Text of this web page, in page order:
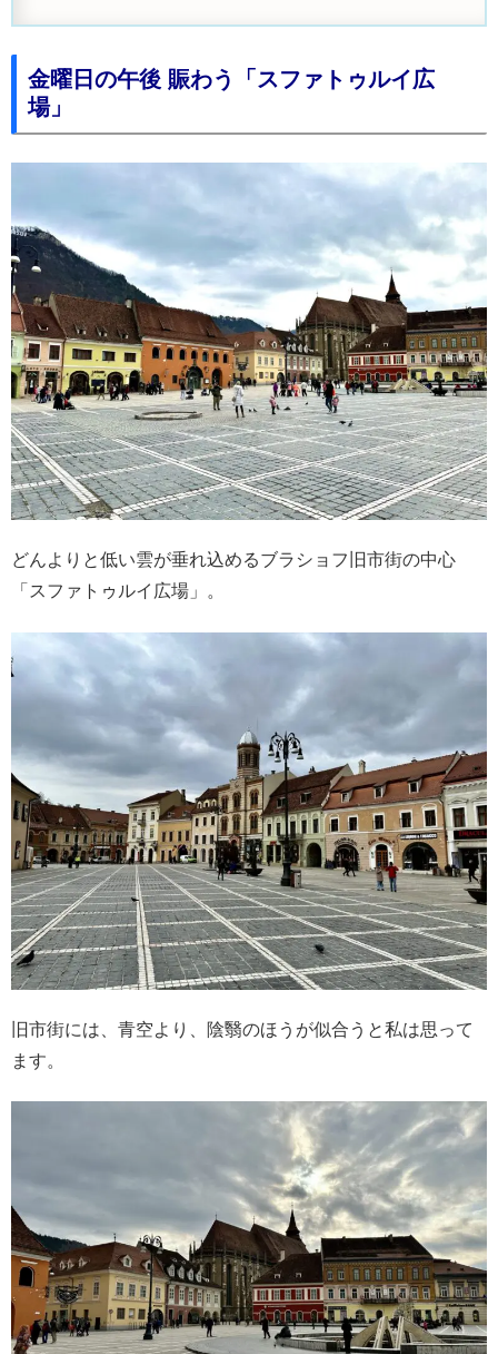
金曜日の午後 賑わう「スファトゥルイ広
場」
どんよりと低い雲が垂れ込めるブラショフ旧市街の中心
「スファトゥルイ広場」。
旧市街には、青空より、陰翳のほうが似合うと私は思って
ます。